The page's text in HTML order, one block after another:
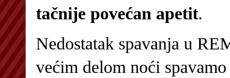
tačnije povećan apetit.
Nedostatak spavanja u
većim delom noći